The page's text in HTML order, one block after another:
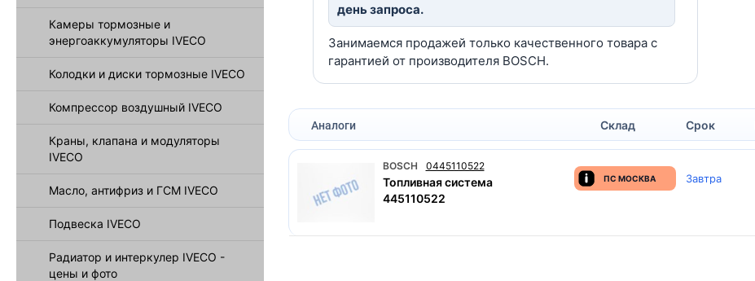
Камеры тормозные и
энергоаккумуляторы IVECO
Колодки и диски тормозные IVECO
Компрессор воздушный IVECO
Краны, клапана и модуляторы
IVECO
Масло, антифриз и ГСМ IVECO
Подвеска IVECO
Радиатор и интеркулер IVECO -
цены и фото
день запроса.
Занимаемся продажей только качественного товара с
гарантией от производителя BOSCH.
Аналоги Склад Срок
BOSCH 0445110522
Топливная система
445110522
ПС МОСКВА Завтра